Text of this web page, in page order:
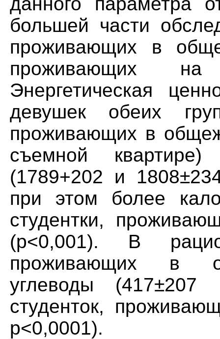
большей части
проживающих в
проживающих на
Энергетическая
девушек обеих
проживающих в
съемной
(1789+202 и
при этом более
студентки,
(р<0,001). В
проживающих в
углеводы
студенток,
р<0,0001).